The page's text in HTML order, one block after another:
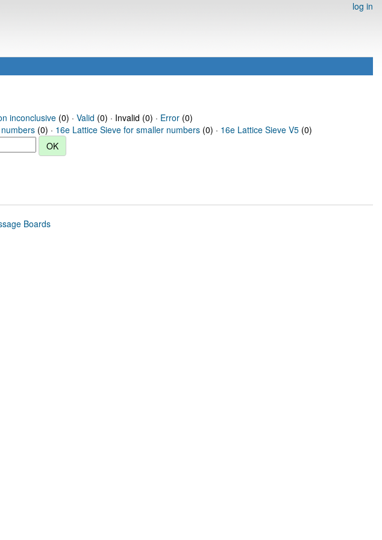
log in
inconclusive(0) · Valid (0) · Invalid (0) · Error(0)
(0) · 16e Lattice Sieve for smaller numbers (0) · 16e Lattice Sieve V5 (0)
Boards